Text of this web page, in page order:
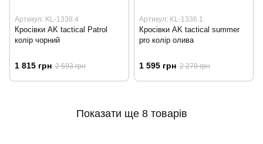
Артикул: KL-1338.4
Кросівки AK tactical Patrol
колір чорний
1 815 грн 2 593 грн
Артикул: KL-1336.1
Кросівки AK tactical summer
pro колір олива
1 595 грн 2 279 грн
Показати ще 8 товарів